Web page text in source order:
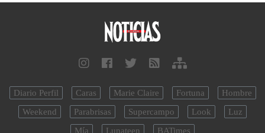
Diario Perfil Caras Marie Claire Fortuna
Hombre
Weekend
Parabrisas Supercampo Look
Luz
Mía
Lunateen BATimes